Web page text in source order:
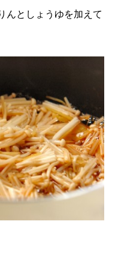
んとしょうゆを加えて